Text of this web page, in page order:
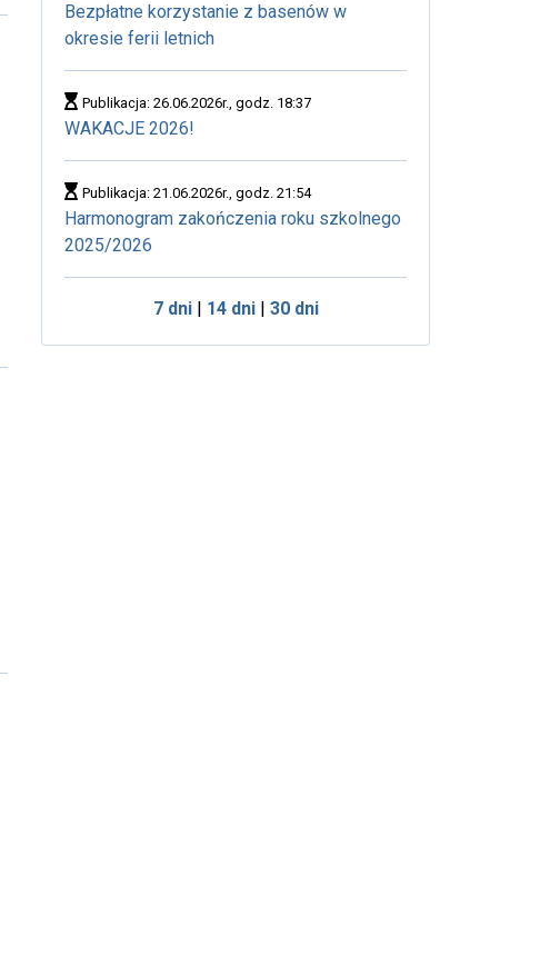
Bezpłatne korzystanie z basenów w
okresie ferii letnich
Publikacja: 26.06.2026r., godz. 18:37
WAKACJE 2026!
Publikacja: 21.06.2026r., godz. 21:54
Harmonogram zakończenia roku szkolnego
2025/2026
7 dni| 14 dni| 30 dni